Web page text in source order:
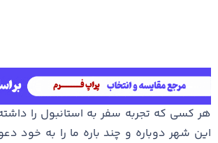
هر کسی که تجربه سفر به استانبول را
این شهر دوباره و چند باره ما را به خود